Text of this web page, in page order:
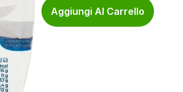
Aggiungi Al Carrello